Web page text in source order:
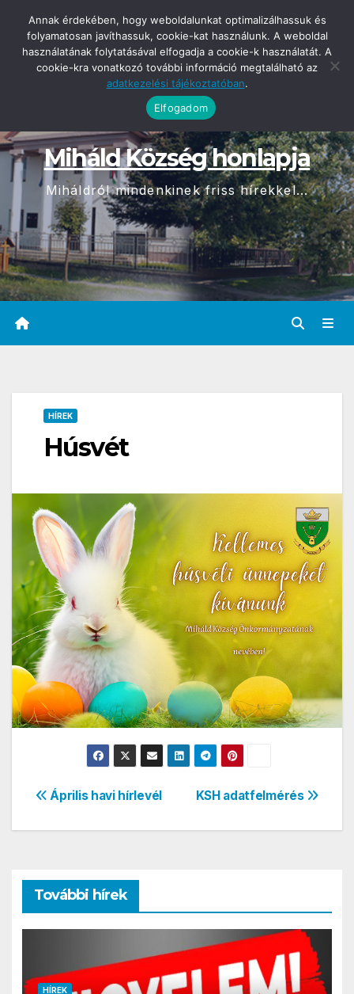
content
2026-08-07 08:10
Miháld Község honlapja
Miháldról mindenkinek friss hírekkel...
HÍREK
Húsvét
Bejegyzés
navigáció
KSH adatfelmérés
Április havi hírlevél
További hírek
HÍREK
Annak érdekében, hogy weboldalunkat optimalizálhassuk és
folyamatosan javíthassuk, cookie-kat használunk. A weboldal
használatának folytatásával elfogadja a cookie-k használatát. A
cookie-kra vonatkozó további információ megtalálható az
adatkezelési tájékoztatóban.
Elfogadom